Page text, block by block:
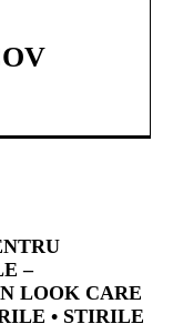
–
LOOK CARE
• ȘTIRILE